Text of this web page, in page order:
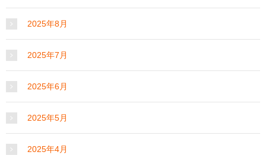
2025年8月
2025年7月
2025年6月
2025年5月
2025年4月